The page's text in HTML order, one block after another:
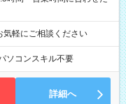
軽にご相談ください
ソコンスキル不要
詳細へ